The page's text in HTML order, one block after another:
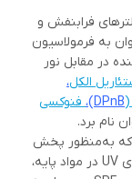
فرابنفش و
به فرمولاسیون
در مقابل نور
الکل،
DPnB)،فنوکسی
نام برد.
که به‌منظور پخش
یکنواخت فرآورده بر روی پوست، پخش فیلترهای UV در مواد پایه،